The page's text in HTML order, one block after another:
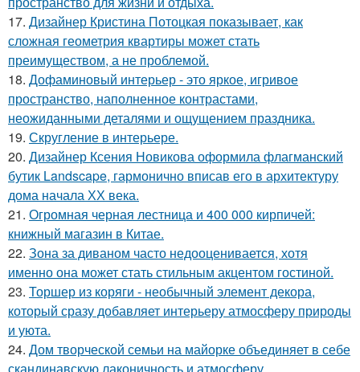
17. Дизайнер Кристина Потоцкая показывает, как
сложная геометрия квартиры может стать
преимуществом, а не проблемой.
18. Дофаминовый интерьер - это яркое, игривое
пространство, наполненное контрастами,
неожиданными деталями и ощущением праздника.
19. Скругление в интерьере.
20. Дизайнер Ксения Новикова оформила флагманский
бутик Landscape, гармонично вписав его в архитектуру
дома начала ХХ века.
21. Огромная черная лестница и 400 000 кирпичей:
книжный магазин в Китае.
22. Зона за диваном часто недооценивается, хотя
именно она может стать стильным акцентом гостиной.
23. Торшер из коряги - необычный элемент декора,
который сразу добавляет интерьеру атмосферу природы
и уюта.
24. Дом творческой семьи на майорке объединяет в себе
скандинавскую лаконичность и атмосферу